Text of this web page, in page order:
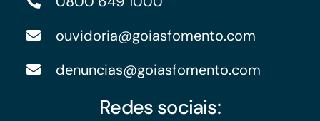
ouvidoria@goiasfomento.com
denuncias@goiasfomento.com
Redes sociais: